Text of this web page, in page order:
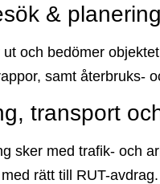
& planering
ut och bedömer
samt återbruks-
transport
sker med trafik- och
rätt till RUT-avdrag